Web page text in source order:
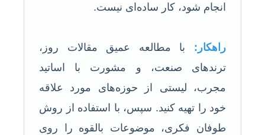
انجام شود، کار ساده‌ای نیست.
راهکار: با مطالعه عمیق مقالات روز،
ترندهای صنعت، و مشورت با اساتید
مجرب، لیستی از حوزه‌های مورد علاقه
خود را تهیه کنید. سپس، با استفاده از روش
طوفان فکری، موضوعات بالقوه را روی